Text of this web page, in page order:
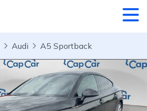
Audi A5 Sportback